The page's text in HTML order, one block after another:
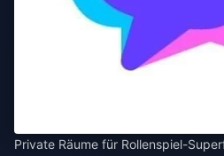
Private Räume für Rollenspiel-